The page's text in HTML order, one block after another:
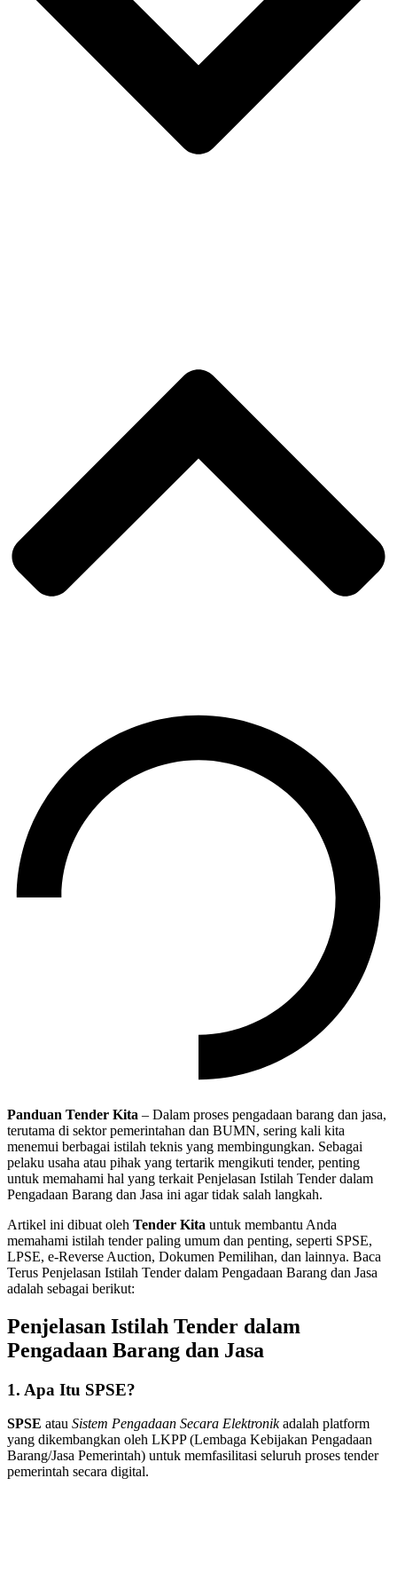
Panduan Tender Kita – Dalam proses pengadaan barang dan jasa,
terutama di sektor pemerintahan dan BUMN, sering kali kita
menemui berbagai istilah teknis yang membingungkan. Sebagai
pelaku usaha atau pihak yang tertarik mengikuti tender, penting
untuk memahami hal yang terkait Penjelasan Istilah Tender dalam
Pengadaan Barang dan Jasa ini agar tidak salah langkah.
Artikel ini dibuat oleh Tender Kita untuk membantu Anda
memahami istilah tender paling umum dan penting, seperti SPSE,
LPSE, e-Reverse Auction, Dokumen Pemilihan, dan lainnya. Baca
Terus Penjelasan Istilah Tender dalam Pengadaan Barang dan Jasa
adalah sebagai berikut:
Penjelasan Istilah Tender dalam
Pengadaan Barang dan Jasa
1. Apa Itu SPSE?
SPSE atau Sistem Pengadaan Secara Elektronikadalah platform
yang dikembangkan oleh LKPP (Lembaga Kebijakan Pengadaan
Barang/Jasa Pemerintah) untuk memfasilitasi seluruh proses tender
pemerintah secara digital.